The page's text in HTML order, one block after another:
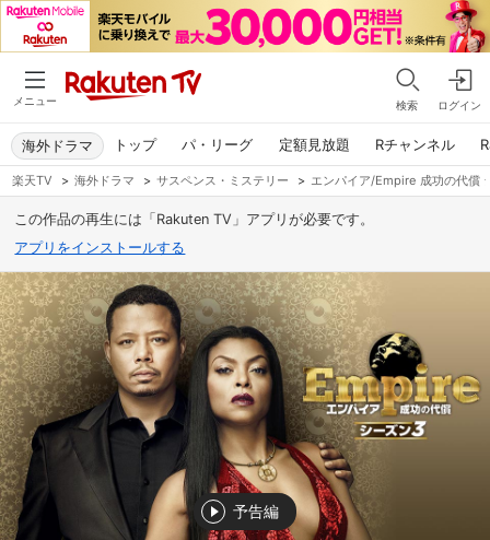
メニュー 検索 ログイン
トップ パ・リーグ 定額見放題 Rチャンネル
海外ドラマ
楽天TV > 海外ドラマ > サスペンス・ミステリー > エンパイア/Empire 成功の代償
この作品の再生には「Rakuten TV」アプリが必要です。
アプリをインストールする
予告編